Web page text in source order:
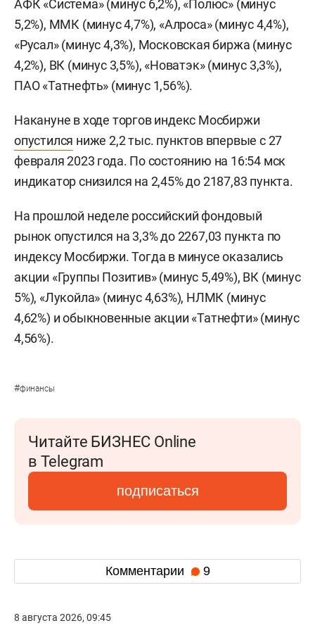
АФК «Система» (минус 6,2%), «Полюс» (минус
5,2%), ММК (минус 4,7%), «Алроса» (минус 4,4%),
«Русал» (минус 4,3%), Московская биржа (минус
4,2%), ВК (минус 3,5%), «Новатэк» (минус 3,3%),
ПАО «Татнефть» (минус 1,56%).
Накануне в ходе торгов индекс Мосбиржи
опустился ниже 2,2 тыс. пунктов впервые с 27
февраля 2023 года. По состоянию на 16:54 мск
индикатор снизился на 2,45% до 2187,83 пункта.
На прошлой неделе российский фондовый
рынок опустился на 3,3% до 2267,03 пункта по
индексу Мосбиржи. Тогда в минусе оказались
акции «Группы Позитив» (минус 5,49%), ВК (минус
5%), «Лукойла» (минус 4,63%), НЛМК (минус
4,62%) и обыкновенные акции «Татнефти» (минус
4,56%).
#финансы
Читайте БИЗНЕС Online
в Telegram
подписаться
Комментарии 9
8 августа 2026, 09:45